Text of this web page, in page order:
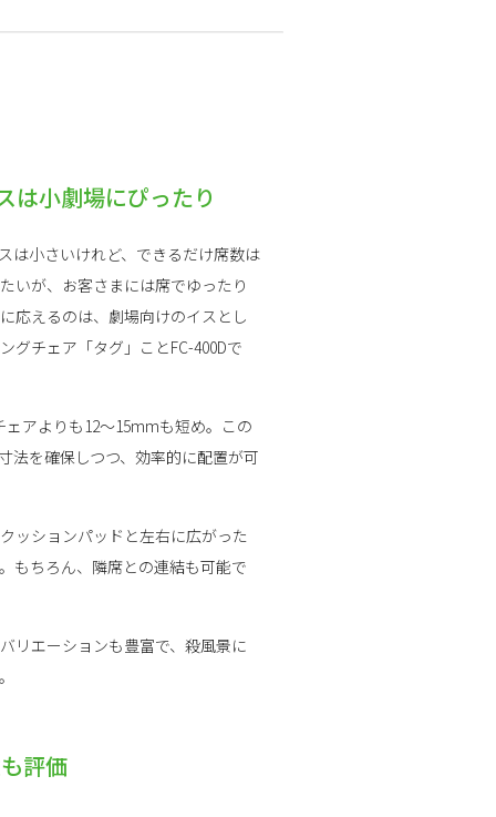
は小劇場にぴったり
は小さいけれど、できるだけ席数は
いが、お客さまには席でゆったり
応えるのは、劇場向けのイスとし
グチェア「タグ」ことFC-400Dで
アよりも12〜15mmも短め。この
法を確保しつつ、効率的に配置が可
ッションパッドと左右に広がった
もちろん、隣席との連結も可能で
リエーションも豊富で、殺風景に
評価